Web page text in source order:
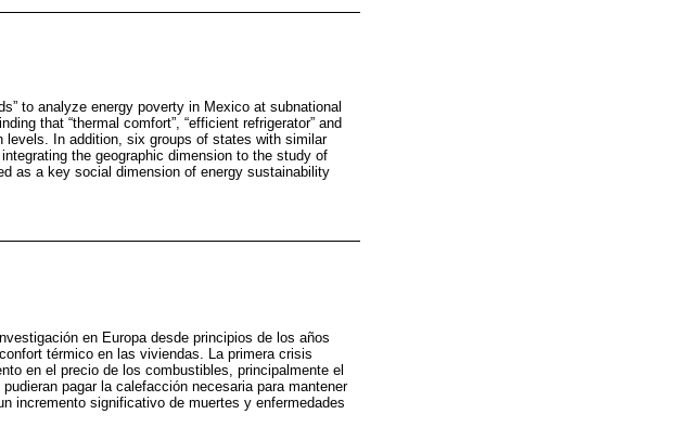
to analyze energy poverty in Mexico at subnational
that “thermal comfort”, “efficient refrigerator” and
levels. In addition, six groups of states with similar
the geographic dimension to the study of
as a key social dimension of energy sustainability
en Europa desde principios de los años
térmico en las viviendas. La primera crisis
en el precio de los combustibles, principalmente el
pagar la calefacción necesaria para mantener
incremento significativo de muertes y enfermedades